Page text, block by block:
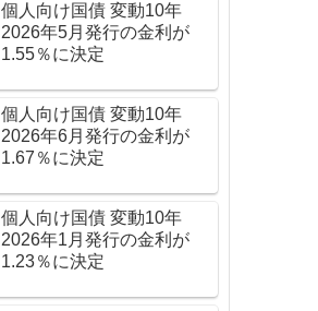
個人向け国債 変動10年
2026年5月発行の金利が
1.55％に決定
個人向け国債 変動10年
2026年6月発行の金利が
1.67％に決定
個人向け国債 変動10年
2026年1月発行の金利が
1.23％に決定